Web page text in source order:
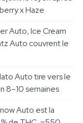
x Haze
Auto, Ice Cream
Auto couvrent le
Auto tire vers le
8–10 semaines
Auto est la